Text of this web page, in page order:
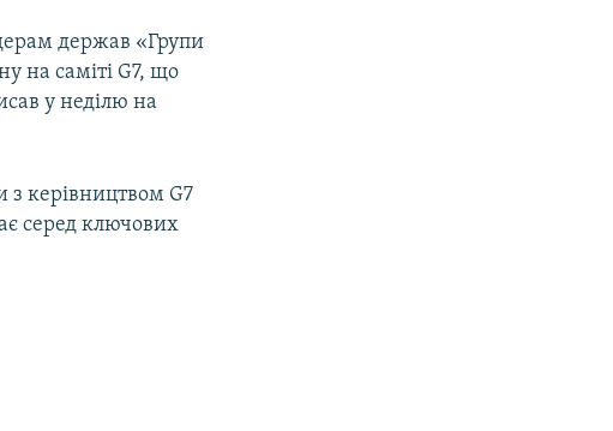
держав «Групи
на саміті G7, що
у неділю на
з керівництвом G7
серед ключових